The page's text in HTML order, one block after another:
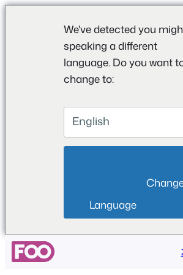
We've detected you
speaking a different
language. Do you want
change to:
English
Language